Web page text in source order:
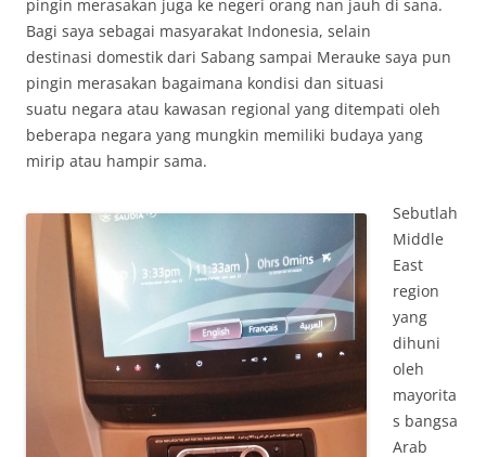
pingin merasakan juga ke negeri orang nan jauh di sana.
Bagi saya sebagai masyarakat Indonesia, selain
destinasi domestik dari Sabang sampai Merauke saya pun
pingin merasakan bagaimana kondisi dan situasi
suatu negara atau kawasan regional yang ditempati oleh
beberapa negara yang mungkin memiliki budaya yang
mirip atau hampir sama.
Sebutlah
Middle
East
region
yang
dihuni
oleh
mayorita
s bangsa
Arab